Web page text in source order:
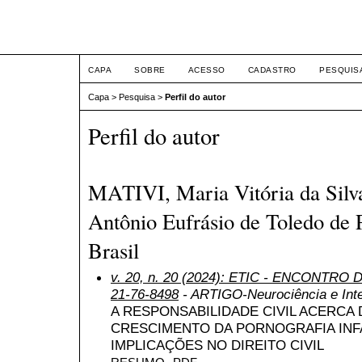
CAPA SOBRE ACESSO CADASTRO
Capa > Pesquisa > Perfil do autor
Perfil do autor
MATIVI, Maria Vitória da
Antônio Eufrásio de Toledo de
Brasil
v. 20, n. 20 (2024): ETIC - ENCONTRO
21-76-8498- ARTIGO-Neurociência e
A RESPONSABILIDADE CIVIL ACERCA
CRESCIMENTO DA PORNOGRAFIA
IMPLICAÇÕES NO DIREITO CIVIL